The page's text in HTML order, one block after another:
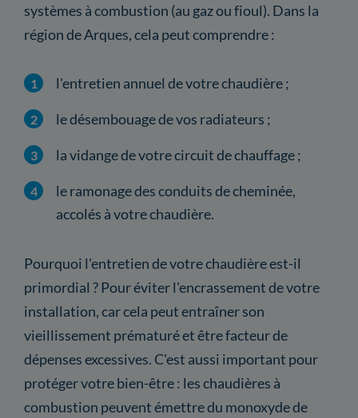
systèmes à combustion (au gaz ou fioul). Dans la
région de Arques, cela peut comprendre :
l'entretien annuel de votre chaudière ;
le désembouage de vos radiateurs ;
la vidange de votre circuit de chauffage ;
le ramonage des conduits de cheminée,
accolés à votre chaudière.
Pourquoi l'entretien de votre chaudière est-il
primordial ? Pour éviter l'encrassement de votre
installation, car cela peut entraîner son
vieillissement prématuré et être facteur de
dépenses excessives. C'est aussi important pour
protéger votre bien-être : les chaudières à
combustion peuvent émettre du monoxyde de